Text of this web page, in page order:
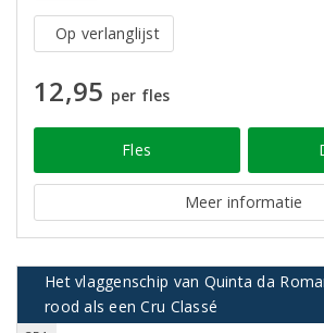
Op verlanglijst
12,95 per fles
Fles
Meer informatie
Het vlaggenschip van Quinta da
rood als een Cru Classé